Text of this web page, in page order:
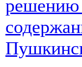
решению